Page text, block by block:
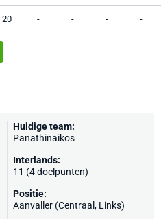
20 - - - -
Huidige team:
Panathinaikos
Interlands:
11 (4 doelpunten)
Positie:
Aanvaller (Centraal, Links)